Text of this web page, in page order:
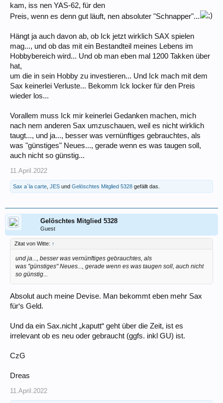
Ich bin jetzt auf der Suche nach einem Yamaha Horn... das YAS 62 hier
wurde mir ja wärmstens empfohlen, das ist aber selbst als
Was ist denn der Unterschied zwischen den Yamaha Hörnern, also
dem YAS 280, 25 etc.? Preislich ist da ja ein deutlicher Unterschied...
kam, iss nen YAS-62, für den
Preis, wenn es denn gut läuft, nen absoluter "Schnapper"...
Hängt ja auch davon ab, ob Ick jetzt wirklich SAX spielen
mag..., und ob das mit ein Bestandteil meines Lebens im
Hobbybereich wird... Und ob man eben mal 1200 Takken über
hat,
um die in sein Hobby zu investieren... Und Ick mach mit dem
Sax keinerlei Verluste... Bekomm Ick locker für den Preis
wieder los...
Vorallem muss Ick mir keinerlei Gedanken machen, mich
nach nem anderen Sax umzuschauen, weil es nicht wirklich
taugt..., und ja..., besser was vernünftiges gebrauchtes, als
was "günstiges" Neues..., gerade wenn es was taugen soll,
auch nicht so günstig...
11.April.2022
Sax a`la carte JES und Gelöschtes Mitglied 5328 gefällt das.
Gelöschtes Mitglied 5328
Guest
Zitat von Witte: ↑
und ja..., besser was vernünftiges gebrauchtes, als
was "günstiges" Neues..., gerade wenn es was taugen soll, auch nicht
so günstig...
Absolut auch meine Devise. Man bekommt eben mehr Sax
für‘s Geld.
Und da ein Sax.nicht „kaputt“ geht über die Zeit, ist es
irrelevant ob es neu oder gebraucht (ggfs. inkl GU) ist.
CzG
Dreas
11.April.2022